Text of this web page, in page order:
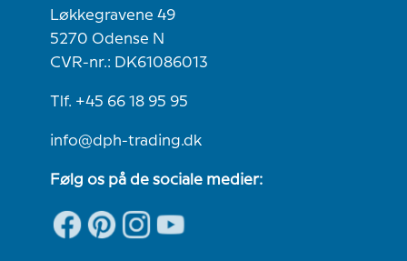
Løkkegravene 49
5270 Odense N
CVR-nr.: DK61086013
Tlf. +45 66 18 95 95
info@dph-trading.dk
Følg os på de sociale medier: